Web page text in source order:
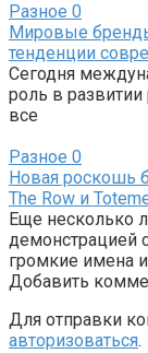
Разное 0
Мировые
тенденции
Сегодня
роль в
все
Разное 0
Новая роскошь
The Row и
Еще несколько
демонстрацией
громкие имена и
Добавить
Для отправки
авторизоваться.